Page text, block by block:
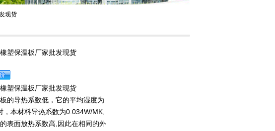
现货
塑保温板厂家批发现货
塑保温板厂家批发现货
的导热系数低，它的平均湿度为
本材料导热系数为0.034W/MK,
表面放热系数高,因此在相同的外